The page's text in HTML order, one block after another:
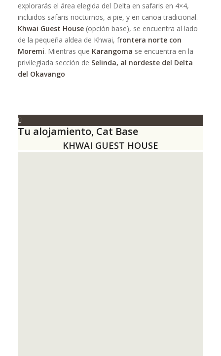
explorarás el área elegida del Delta en safaris en 4×4,
incluidos safaris nocturnos, a pie, y en canoa tradicional.
Khwai Guest House(opción base), se encuentra al lado
de la pequeña aldea de Khwai, frontera norte con
Moremi. Mientras que Karangoma se encuentra en la
privilegiada sección de Selinda, al nordeste del Delta
del Okavango
Tu alojamiento, Cat Base
KHWAI GUEST HOUSE